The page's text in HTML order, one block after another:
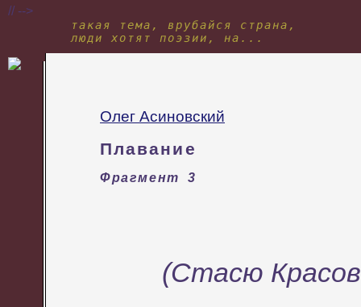
// -->
такая тема, врубайся страна,
люди хотят поэзии, на...
Олег Асиновский
Плавание
Фрагмент 3
(Стасю